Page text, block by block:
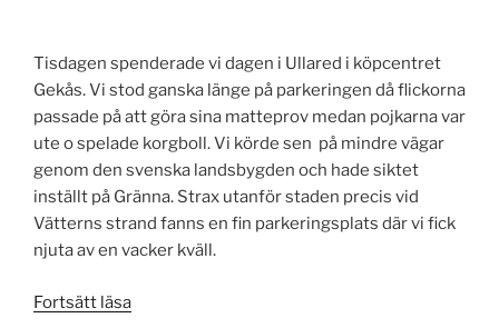
Tisdagen spenderade vi dagen i Ullared i köpcentret
Gekås. Vi stod ganska länge på parkeringen då flickorna
passade på att göra sina matteprov medan pojkarna var
ute o spelade korgboll. Vi körde sen på mindre vägar
genom den svenska landsbygden och hade siktet
inställt på Gränna. Strax utanför staden precis vid
Vätterns strand fanns en fin parkeringsplats där vi fick
njuta av en vacker kväll.
Fortsätt läsa”Ullared”